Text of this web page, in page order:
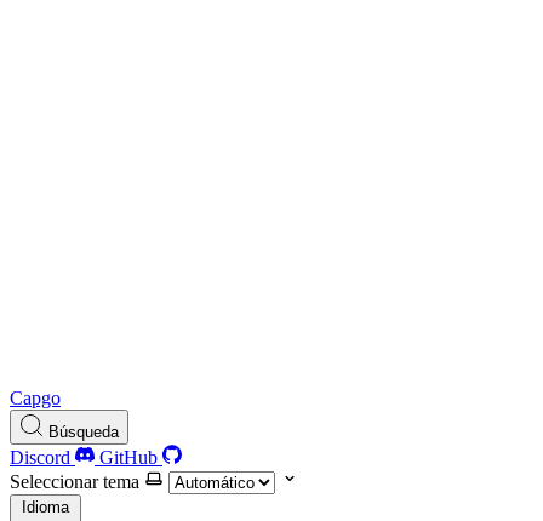
Capgo
Búsqueda
Discord
GitHub
Seleccionar tema
Idioma